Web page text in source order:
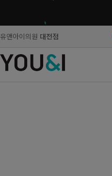
유앤아이의원 대전점